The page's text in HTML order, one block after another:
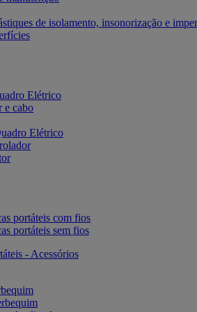
de isolamento, insonorização e
Elétrico
e cabo
Elétrico
portáteis com fios
portáteis sem fios
- Acessórios